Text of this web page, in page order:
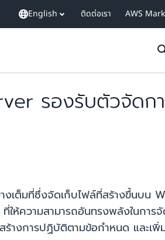
English ติดต่อเรา AWS
รองรับตัวจัดกา
เต็มที่ซึ่งจัดเก็บไฟล์ที่สร้างขึ้นบน
ห้ความสามารถอันทรงพลังในกา
การปฏิบัติตามข้อกำหนด และเพิ่ม